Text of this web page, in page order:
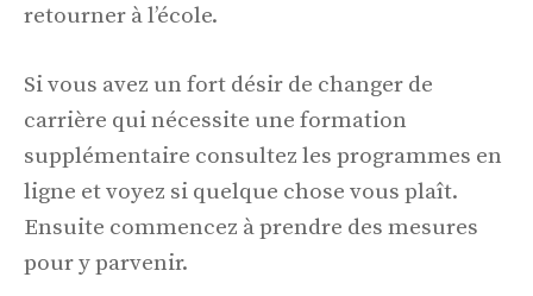
retourner à l’école.
Si vous avez un fort désir de changer de
carrière qui nécessite une formation
supplémentaire consultez les programmes en
ligne et voyez si quelque chose vous plaît.
Ensuite commencez à prendre des mesures
pour y parvenir.